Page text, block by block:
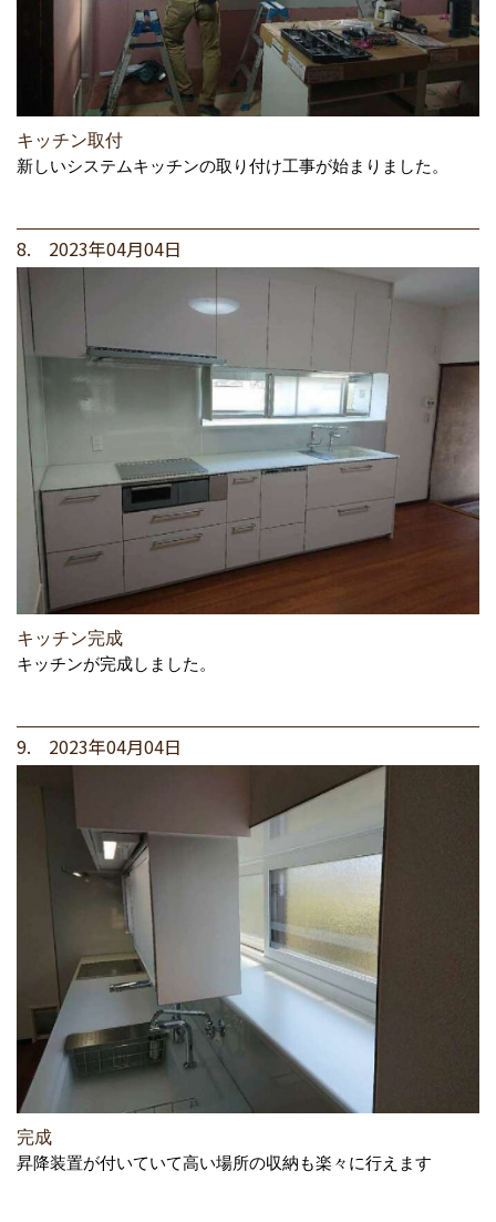
キッチン取付
新しいシステムキッチンの取り付け工事が始まりました。
8. 2023年04月04日
キッチン完成
キッチンが完成しました。
9. 2023年04月04日
完成
昇降装置が付いていて高い場所の収納も楽々に行えます